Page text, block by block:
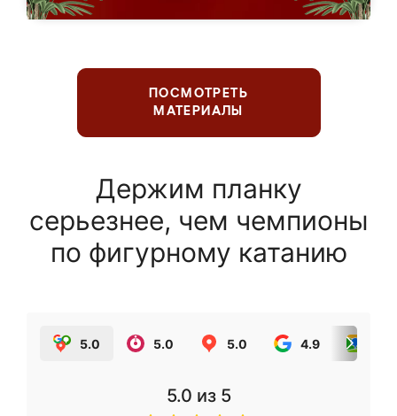
ПОСМОТРЕТЬ
МАТЕРИАЛЫ
Держим планку
серьезнее, чем чемпионы
по фигурному катанию
5.0 5.0 5.0 4.9
5.0 из 5